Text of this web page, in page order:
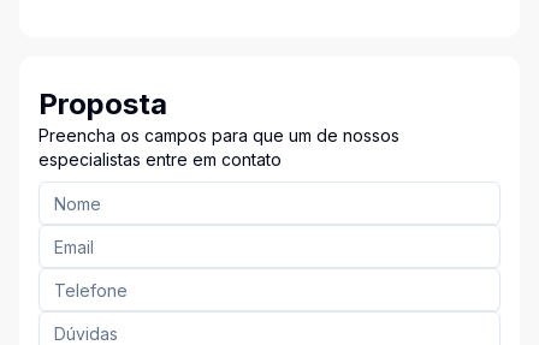
Proposta
Preencha os campos para que um de nossos
especialistas entre em contato